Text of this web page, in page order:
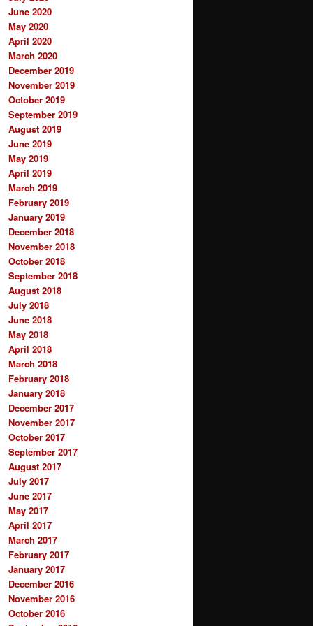
June 2020
May 2020
April 2020
March 2020
December 2019
November 2019
October 2019
September 2019
August 2019
June 2019
May 2019
April 2019
March 2019
February 2019
January 2019
December 2018
November 2018
October 2018
September 2018
August 2018
July 2018
June 2018
May 2018
April 2018
March 2018
February 2018
January 2018
December 2017
November 2017
October 2017
September 2017
August 2017
July 2017
June 2017
May 2017
April 2017
March 2017
February 2017
January 2017
December 2016
November 2016
October 2016